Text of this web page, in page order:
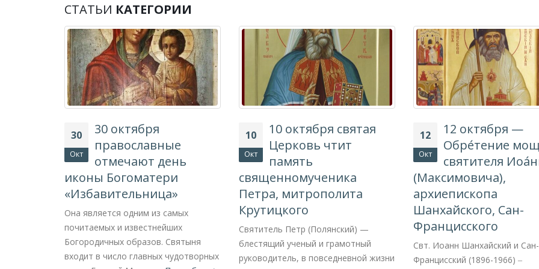
СТАТЬИ КАТЕГОРИИ
30
Окт
30 октября
православные
отмечают день
иконы Богоматери
«Избавительница»
Она является одним из самых
почитаемых и известнейших
Богородичных образов. Святыня
входит в число главных чудотворных
10
Окт
10 октября святая
Церковь чтит
память
священномученика
Петра, митрополита
Крутицкого
Святитель Петр (Полянский) —
блестящий ученый и грамотный
руководитель, в повседневной жизни
12
Окт
12 октября —
Обре́тение
святителя
(Максимовича),
архиепископа
Шанхайского, Сан-
Францисского
Свт. Иоанн Шанхайский и Сан-
Францисский (1896-1966) ‒